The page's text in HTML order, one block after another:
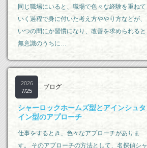
同じ職場にいると、職場で色々な経験を重ねて
いく過程で身に付いた考え方ややり方などが、
いつの間にか習慣になり、改善を求められると
無意識のうちに…
2026
7/25
ブログ
シャーロックホームズ型とアインシュタ
イン型のアプローチ
仕事をするとき、色々なアプローチがありま
す。 そのアプローチの方法として、名探偵シャ